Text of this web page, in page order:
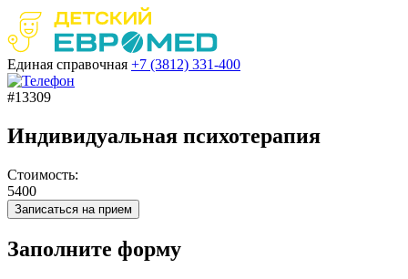
Единая справочная +7 (3812) 331-400
#13309
Индивидуальная психотерапия
Стоимость:
5400
Записаться на прием
Заполните форму